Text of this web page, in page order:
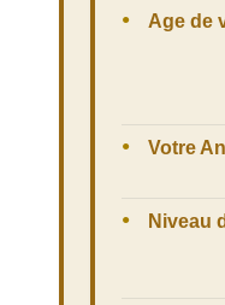
Age de
Votre
Niveau